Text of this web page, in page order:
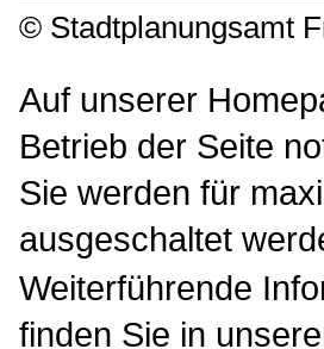
© Stadtplanungsamt
Auf unserer
Betrieb der Seite
Sie werden für
ausgeschaltet
Weiterführende
finden Sie in